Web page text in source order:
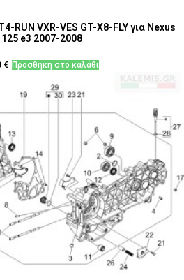
VXR-VES GT-X8-FLY για Nexus
125 e3 2007-2008
€ Προσθήκη στο καλάθι